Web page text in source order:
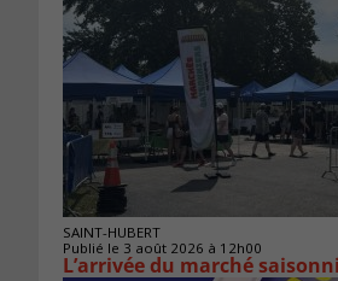
SAINT-HUBERT
Publié le 3 août 2026 à 12h00
L’arrivée du marché